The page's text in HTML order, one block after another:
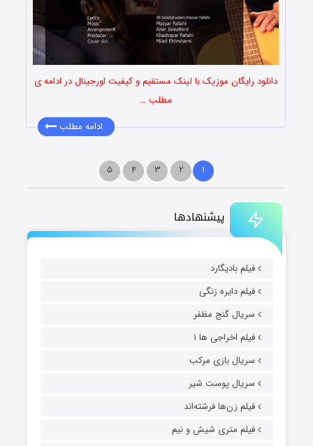
پیشنهادها
فیلم بادیگارد
فیلم دایره زنگی
سریال گنج مظفر
فیلم اخراجی ها ۱
سریال بازی مرکب
سریال پوست شیر
فیلم زن‌ها فرشته‌اند
فیلم متری شیش و نیم
دانلود رایگان موزیک با لینک مستقیم و کیفیت اورجینال در ادامه ی
مطلب …
ادامه مطلب
۱ ۲ ۳ ۴ ۵